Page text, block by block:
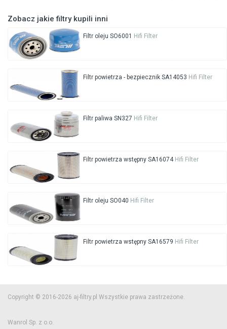
Zobacz jakie filtry kupili inni
Filtr oleju SO6001 Hifi Filter
Filtr powietrza - bezpiecznik SA14053 Hifi Filter
Filtr paliwa SN327 Hifi Filter
Filtr powietrza wstępny SA16074 Hifi Filter
Filtr oleju SO040 Hifi Filter
Filtr powietrza wstępny SA16579 Hifi Filter
Copyright © 2016-2026 aj-filtry.pl Wszystkie prawa zastrzeżone.
Wanrol Sp. z o.o.